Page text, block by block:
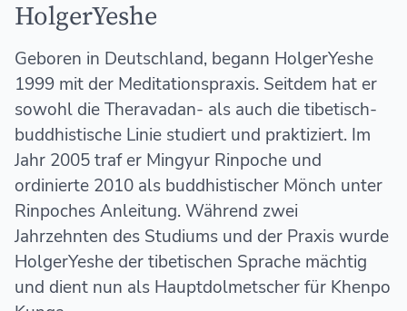
HolgerYeshe
Geboren in Deutschland, begann HolgerYeshe
1999 mit der Meditationspraxis. Seitdem hat er
sowohl die Theravadan- als auch die tibetisch-
buddhistische Linie studiert und praktiziert. Im
Jahr 2005 traf er Mingyur Rinpoche und
ordinierte 2010 als buddhistischer Mönch unter
Rinpoches Anleitung. Während zwei
Jahrzehnten des Studiums und der Praxis wurde
HolgerYeshe der tibetischen Sprache mächtig
und dient nun als Hauptdolmetscher für Khenpo